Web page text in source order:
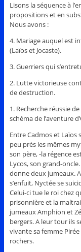
Lisons la séquence à
propositions et en
Nous avons :
4. Mariage auquel est
(Laïos et Jocaste).
3. Guerriers qui
2. Lutte victorieuse
de destruction.
1. Recherche réussie
schéma de l’aventure
Entre Cadmos et Laïos
peu près les mêmes
son père, -la régence
Lycos, son grand-
donne deux jumeaux.
s’enfuit, Nyctée se
Celui-ci tue le roi chez
prisonnière et la
jumeaux Amphion et
bergers. A leur tour ils
vivante sa femme
rochers.